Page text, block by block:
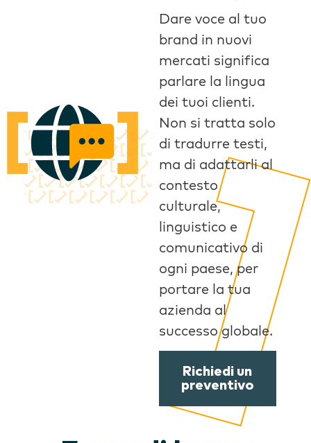
Dare voce al tuo
brand in nuovi
mercati significa
parlare la lingua
dei tuoi clienti.
Non si tratta solo
di tradurre testi,
ma di adattarli al
contesto
culturale,
linguistico e
comunicativo di
ogni paese, per
portare la tua
azienda al
successo globale.
Richiedi un
preventivo